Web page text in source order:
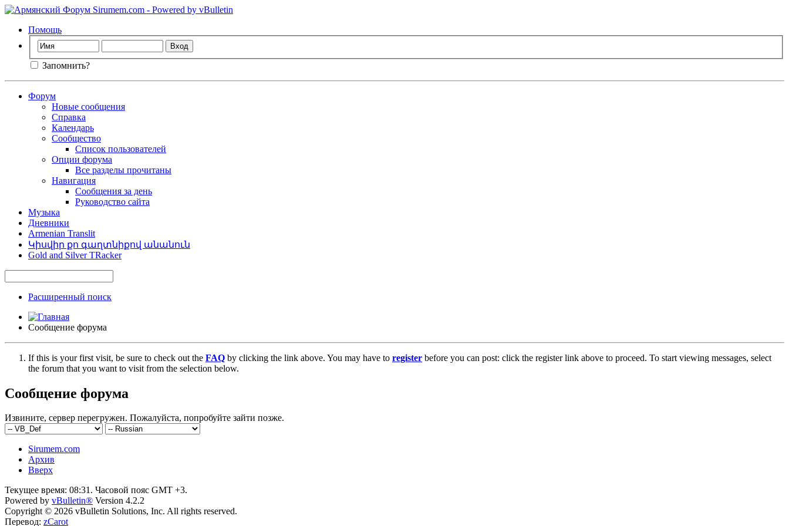
Помощь
Запомнить?
Форум
Новые сообщения
Справка
Календарь
Сообщество
Список пользователей
Опции форума
Все разделы прочитаны
Навигация
Сообщения за день
Руководство сайта
Музыка
Дневники
Armenian Translit
Կիսվիր քո գաղտնիքով անանուն
Gold and Silver TRacker
Расширенный поиск
Сообщение форума
If this is your first visit, be sure to check out the FAQ by clicking the link above. You may have to register before you can post: click the register link above to proceed. To start viewing messages, select
the forum that you want to visit from the selection below.
Сообщение форума
Извините, сервер перегружен. Пожалуйста, попробуйте зайти позже.
Sirumem.com
Архив
Вверх
Текущее время: 08:31. Часовой пояс GMT +3.
Powered by vBulletin® Version 4.2.2
Copyright © 2026 vBulletin Solutions, Inc. All rights reserved.
Перевод: zCarot